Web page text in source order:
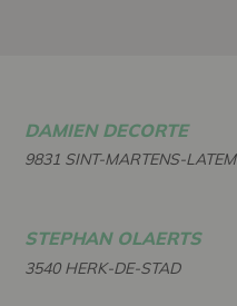
DAMIEN DECORTE
9831 SINT-MARTENS-LATEM
STEPHAN OLAERTS
3540 HERK-DE-STAD